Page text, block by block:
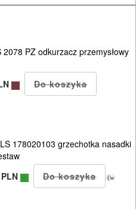
2078 PZ odkurzacz przemysłowy
178020103 grzechotka nasadki
(w